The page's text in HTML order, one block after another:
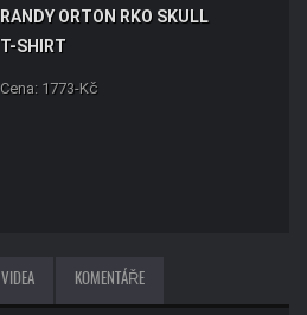
RANDY ORTON RKO SKULL
T-SHIRT
Cena: 1773-Kč
VIDEA KOMENTÁŘE